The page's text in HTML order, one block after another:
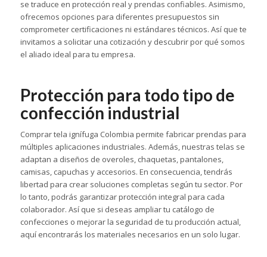
se traduce en protección real y prendas confiables. Asimismo,
ofrecemos opciones para diferentes presupuestos sin
comprometer certificaciones ni estándares técnicos. Así que te
invitamos a solicitar una cotización y descubrir por qué somos
el aliado ideal para tu empresa.
Protección para todo tipo de
confección industrial
Comprar tela ignífuga Colombia permite fabricar prendas para
múltiples aplicaciones industriales. Además, nuestras telas se
adaptan a diseños de overoles, chaquetas, pantalones,
camisas, capuchas y accesorios. En consecuencia, tendrás
libertad para crear soluciones completas según tu sector. Por
lo tanto, podrás garantizar protección integral para cada
colaborador. Así que si deseas ampliar tu catálogo de
confecciones o mejorar la seguridad de tu producción actual,
aquí encontrarás los materiales necesarios en un solo lugar.